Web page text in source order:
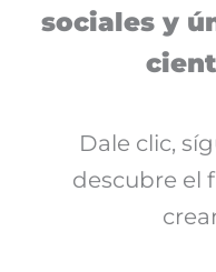
sociales y
Dale clic,
descubre el